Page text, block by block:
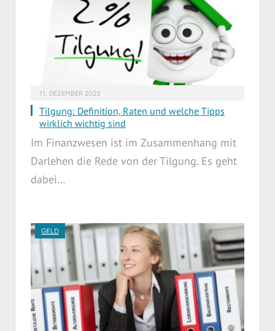
11. DEZEMBER 2023
Tilgung: Definition, Raten und welche Tipps
wirklich wichtig sind
Im Finanzwesen ist im Zusammenhang mit
Darlehen die Rede von der Tilgung. Es geht
dabei…
GELD